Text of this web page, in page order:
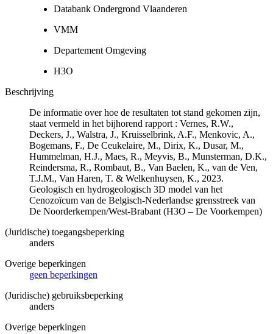
Databank Ondergrond Vlaanderen
VMM
Departement Omgeving
H3O
Beschrijving
De informatie over hoe de resultaten tot stand gekomen zijn,
staat vermeld in het bijhorend rapport : Vernes, R.W.,
Deckers, J., Walstra, J., Kruisselbrink, A.F., Menkovic, A.,
Bogemans, F., De Ceukelaire, M., Dirix, K., Dusar, M.,
Hummelman, H.J., Maes, R., Meyvis, B., Munsterman, D.K.,
Reindersma, R., Rombaut, B., Van Baelen, K., van de Ven,
T.J.M., Van Haren, T. & Welkenhuysen, K., 2023.
Geologisch en hydrogeologisch 3D model van het
Cenozoïcum van de Belgisch-Nederlandse grensstreek van
De Noorderkempen/West-Brabant (H3O – De Voorkempen)
(Juridische) toegangsbeperking
anders
Overige beperkingen
geen beperkingen
(Juridische) gebruiksbeperking
anders
Overige beperkingen